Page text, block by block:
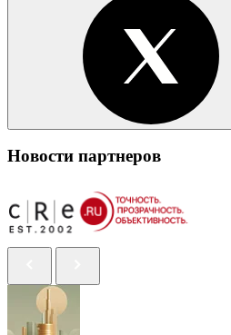
Новости партнеров